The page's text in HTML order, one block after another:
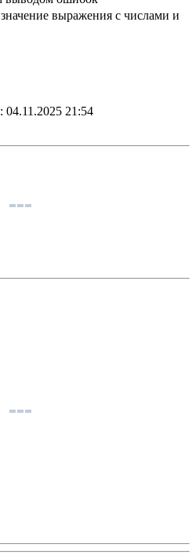
выражения с числами и
04.11.2025 21:54